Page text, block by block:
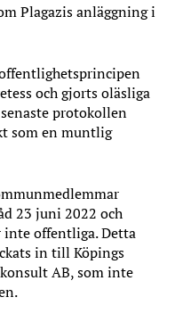
Plagazis anläggning i
och gjorts oläsliga
protokollen
som en muntlig
23 juni 2022 och
inte offentliga. Detta
in till Köpings
AB, som inte